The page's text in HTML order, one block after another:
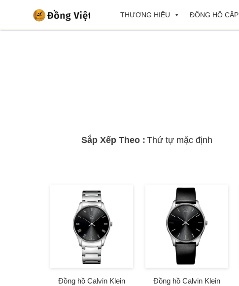
THƯƠNG HIỆU ĐỒNG HỒ CẶP
Sắp Xếp Theo :
Đồng hồ Calvin Klein
Đồng hồ Calvin Klein